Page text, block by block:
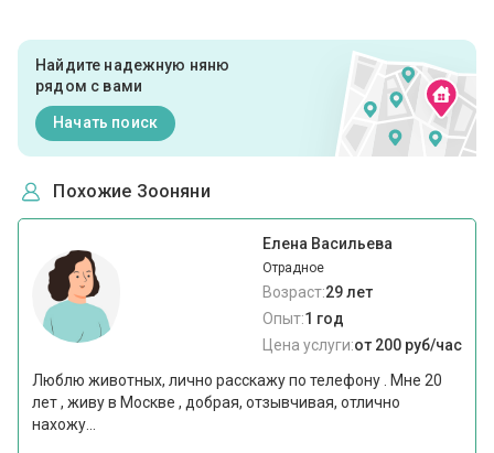
Найдите надежную няню
рядом с вами
Начать поиск
Похожие Зооняни
Елена Васильева
Отрадное
Возраст:29 лет
Опыт:1 год
Цена услуги:от 200 руб/час
Люблю животных, лично расскажу по телефону . Мне 20
лет , живу в Москве , добрая, отзывчивая, отлично
нахожу...